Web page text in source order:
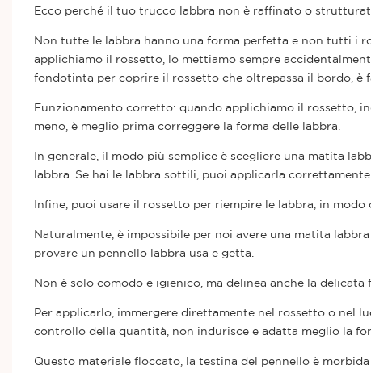
Ecco perché il tuo trucco labbra non è raffinato o
Non tutte le labbra hanno una forma perfetta e non tutti i
applichiamo il rossetto, lo mettiamo sempre
fondotinta per coprire il rossetto che oltrepassa il bordo, è
Funzionamento corretto: quando applichiamo il rossetto,
meno, è meglio prima correggere la forma delle labbra.
In generale, il modo più semplice è scegliere una matita
labbra. Se hai le labbra sottili, puoi applicarla
Infine, puoi usare il rossetto per riempire le labbra, in
Naturalmente, è impossibile per noi avere una matita
provare un pennello labbra usa e getta.
Non è solo comodo e igienico, ma delinea anche la delicata
Per applicarlo, immergere direttamente nel rossetto o nel
controllo della quantità, non indurisce e adatta meglio la
Questo materiale floccato, la testina del pennello è